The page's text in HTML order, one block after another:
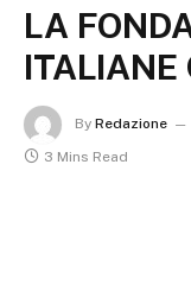
LA
ITALIANE
By Redazione
3 Mins Read